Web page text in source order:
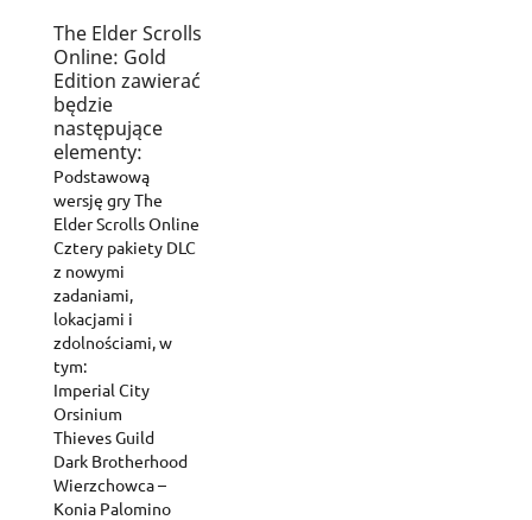
The Elder Scrolls
Online: Gold
Edition zawierać
będzie
następujące
elementy:
Podstawową
wersję gry The
Elder Scrolls Online
Cztery pakiety DLC
z nowymi
zadaniami,
lokacjami i
zdolnościami, w
tym:
Imperial City
Orsinium
Thieves Guild
Dark Brotherhood
Wierzchowca –
Konia Palomino